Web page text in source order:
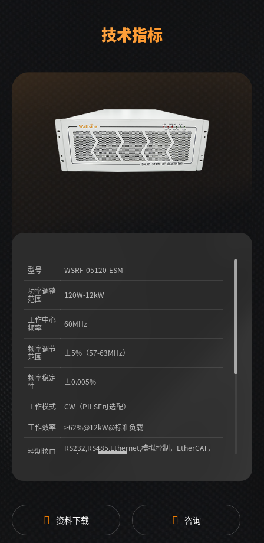
技术指标
型号 WSRF-05120-ESM
功率调整
范围
120W-12kW
工作中心
频率
60MHz
频率调节
范围
±5%（57-63MHz）
频率稳定
性
±0.005%
工作模式 CW（PILSE可选配）
工作效率 >62%@12kW@标准负载
控制接口
RS232,RS485,Ethernet,模拟控制，EtherCAT，
DeviceNet（选配）
接口
<21.5kW
资料下载 咨询